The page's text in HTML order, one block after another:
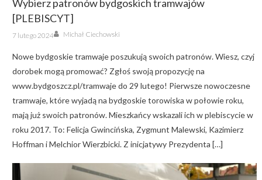
Wybierz patronów bydgoskich tramwajów
[PLEBISCYT]
Posted
on
7 lutego 2024 Author
Michał Ciechowski
Nowe bydgoskie tramwaje poszukują swoich patronów. Wiesz, czyj
dorobek mogą promować? Zgłoś swoją propozycję na
www.bydgoszcz.pl/tramwaje do 29 lutego! Pierwsze nowoczesne
tramwaje, które wyjadą na bydgoskie torowiska w połowie roku,
mają już swoich patronów. Mieszkańcy wskazali ich w plebiscycie w
roku 2017. To: Felicja Gwincińska, Zygmunt Malewski, Kazimierz
Hoffman i Melchior Wierzbicki. Z inicjatywy Prezydenta […]